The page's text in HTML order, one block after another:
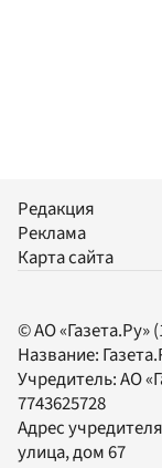
Редакция
Реклама
Карта сайта
© АО «Газета.Ру»
Название:
Учредитель:АО
7743625728
Адрес
улица, дом 67